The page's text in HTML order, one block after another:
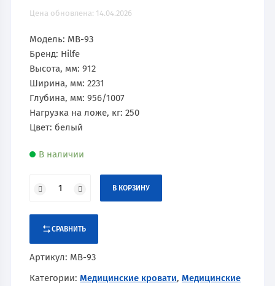
Цена обновлена: 14.04.2026
Модель: МВ-93
Бренд: Hilfe
Высота, мм: 912
Ширина, мм: 2231
Глубина, мм: 956/1007
Нагрузка на ложе, кг: 250
Цвет: белый
В наличии
В КОРЗИНУ
СРАВНИТЬ
Артикул: МВ-93
Категории:Медицинские кровати,Медицинские